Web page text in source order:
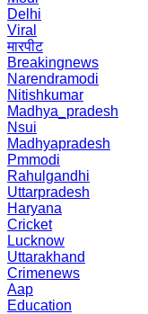
Delhi
Viral
मारपीट
Breakingnews
Narendramodi
Nitishkumar
Madhya_pradesh
Nsui
Madhyapradesh
Pmmodi
Rahulgandhi
Uttarpradesh
Haryana
Cricket
Lucknow
Uttarakhand
Crimenews
Aap
Education